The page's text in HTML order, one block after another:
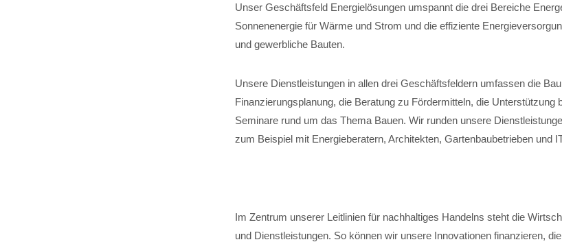
Unser Geschäftsfeld Energielösungen umspannt die drei Bereiche
Sonnenenergie für Wärme und Strom und die effiziente
und gewerbliche Bauten.
Unsere Dienstleistungen in allen drei Geschäftsfeldern umfassen die
Finanzierungsplanung, die Beratung zu Fördermitteln, die Unterstützung
Seminare rund um das Thema Bauen. Wir runden unsere
zum Beispiel mit Energieberatern, Architekten, Gartenbaubetrieben und
Im Zentrum unserer Leitlinien für nachhaltiges Handelns steht die
und Dienstleistungen. So können wir unsere Innovationen finanzieren,